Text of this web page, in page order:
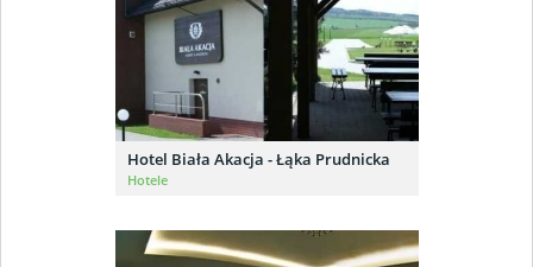
Hotel Biała Akacja - Łąka Prudnicka
Hotele